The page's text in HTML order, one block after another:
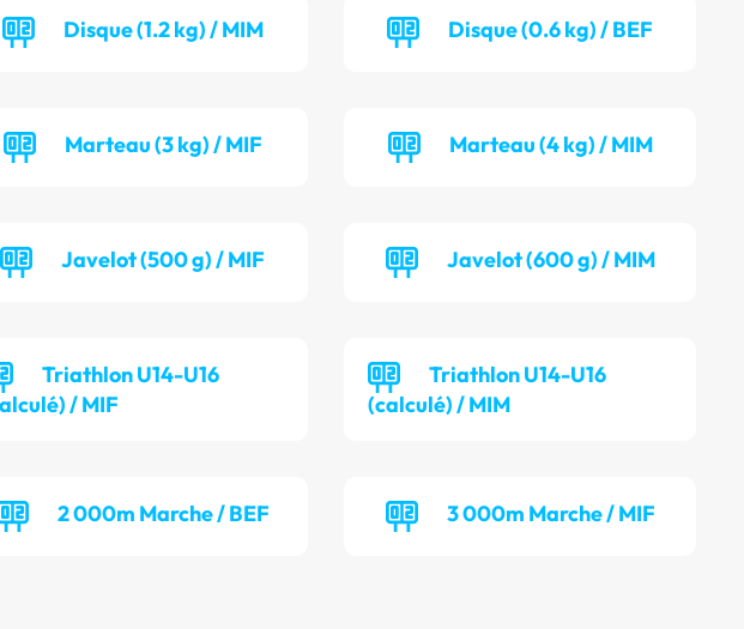
Disque (1.2 kg) / MIM Disque (0.6 kg) / BEF
Marteau (3 kg) / MIF Marteau (4 kg) / MIM
Javelot (500 g) / MIF Javelot (600 g) / MIM
Triathlon U14-U16
/ MIF
Triathlon U14-U16
(calculé) / MIM
2 000m Marche / BEF 3 000m Marche / MIF